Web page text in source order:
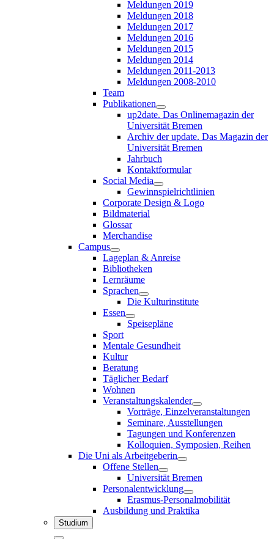
Meldungen 2019
Meldungen 2018
Meldungen 2017
Meldungen 2016
Meldungen 2015
Meldungen 2014
Meldungen 2011-2013
Meldungen 2008-2010
Team
Publikationen
up2date. Das Onlinemagazin der
Universität Bremen
Archiv der update. Das Magazin der
Universität Bremen
Jahrbuch
Kontaktformular
Social Media
Gewinnspielrichtlinien
Corporate Design & Logo
Bildmaterial
Glossar
Merchandise
Campus
Lageplan & Anreise
Bibliotheken
Lernräume
Sprachen
Die Kulturinstitute
Essen
Speisepläne
Sport
Mentale Gesundheit
Kultur
Beratung
Täglicher Bedarf
Wohnen
Veranstaltungskalender
Vorträge, Einzelveranstaltungen
Seminare, Ausstellungen
Tagungen und Konferenzen
Kolloquien, Symposien, Reihen
Die Uni als Arbeitgeberin
Offene Stellen
Universität Bremen
Personalentwicklung
Erasmus-Personalmobilität
Ausbildung und Praktika
Studium